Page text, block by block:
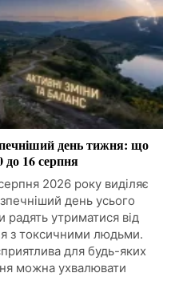
день тижня: що
16 серпня
2026 року виділяє
день усього
утриматися від
з токсичними людьми.
для будь-яких
можна ухвалювати